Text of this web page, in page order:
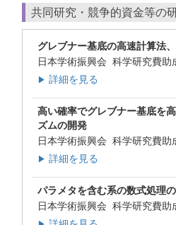
共同研究・競争的資金等の
グレブナー基底の高速計算法
日本学術振興会 科学研究費助
▶ 詳細を見る
高い確率でグレブナー基底を
ズムの開発
日本学術振興会 科学研究費助
▶ 詳細を見る
パラメタを含む系の数式処理
日本学術振興会 科学研究費助